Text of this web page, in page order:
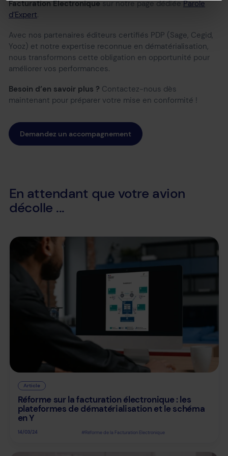
Facturation Electroniquesur notre page dédiéeParole
d’Expert.
Avec nos partenaires éditeurs certifiés PDP (Sage, Cegid,
Yooz) et notre expertise reconnue en dématérialisation,
nous transformons cette obligation en opportunité pour
améliorer vos performances.
Besoin d’en savoir plus ? Contactez-nous dès
maintenant pour préparer votre mise en conformité !
Demandez un accompagnement
En attendant que votre avion
décolle ...
Article
Réforme sur la facturation électronique : les
plateformes de dématérialisation et le schéma
en Y
14/03/24 #Réforme de la Facturation Electronique